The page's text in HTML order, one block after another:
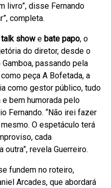
livro”, disse Fernando
completa.
talk showe bate papo, o
do diretor, desde o
passando pela
peça A Bofetada, a
como gestor público, tudo
bem humorada pelo
Fernando. “Não irei fazer
O espetáculo terá
cada
revela Guerreiro.
fundem no roteiro,
Arcades, que abordará